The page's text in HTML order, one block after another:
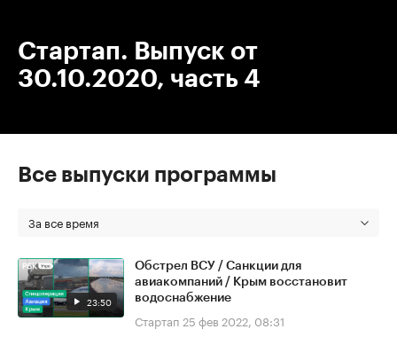
Стартап. Выпуск от
30.10.2020, часть 4
Все выпуски программы
За все время
23:50
Обстрел ВСУ / Санкции для
авиакомпаний / Крым восстановит
водоснабжение
Стартап 25 фев 2022, 08:31